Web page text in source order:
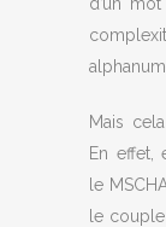
Mais
En effet,
le
le